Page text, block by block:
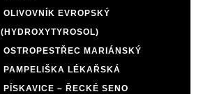
OLIVOVNÍK EVROPSKÝ
(HYDROXYTYROSOL)
OSTROPESTŘEC MARIÁNSKÝ
PAMPELIŠKA LÉKAŘSKÁ
PÍSKAVICE – ŘECKÉ SENO